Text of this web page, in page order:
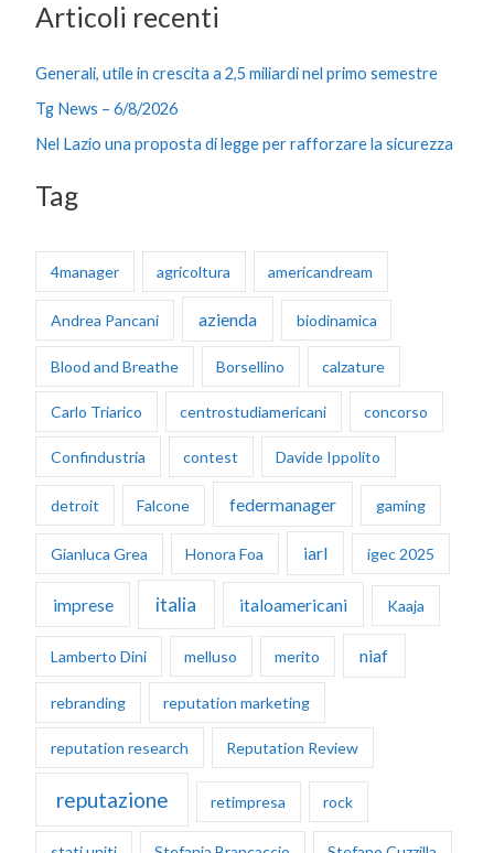
r
a
Articoli recenti
Generali, utile in crescita a 2,5 miliardi nel primo semestre
Tg News – 6/8/2026
Nel Lazio una proposta di legge per rafforzare la sicurezza
Tag
4manager agricoltura americandream
Andrea Pancani azienda biodinamica
Blood and Breathe Borsellino calzature
Carlo Triarico centrostudiamericani concorso
Confindustria contest Davide Ippolito
detroit Falcone federmanager gaming
Gianluca Grea Honora Foa iarl igec 2025
imprese italia italoamericani Kaaja
Lamberto Dini melluso merito niaf
rebranding reputation marketing
reputation research Reputation Review
reputazione retimpresa rock